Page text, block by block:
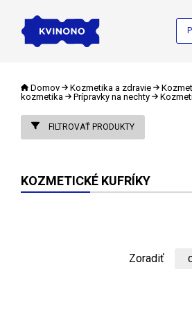
Domov Kozmetika a zdravie
kozmetika
Prípravky na nechty
FILTROVAŤ PRODUKTY
KOZMETICKÉ KUFRÍKY
Zoradiť